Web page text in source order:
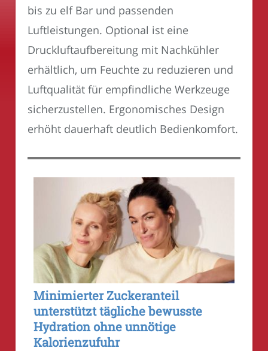
bis zu elf Bar und passenden
Luftleistungen. Optional ist eine
Druckluftaufbereitung mit Nachkühler
erhältlich, um Feuchte zu reduzieren und
Luftqualität für empfindliche Werkzeuge
sicherzustellen. Ergonomisches Design
erhöht dauerhaft deutlich Bedienkomfort.
Minimierter Zuckeranteil
unterstützt tägliche bewusste
Hydration ohne unnötige
Kalorienzufuhr